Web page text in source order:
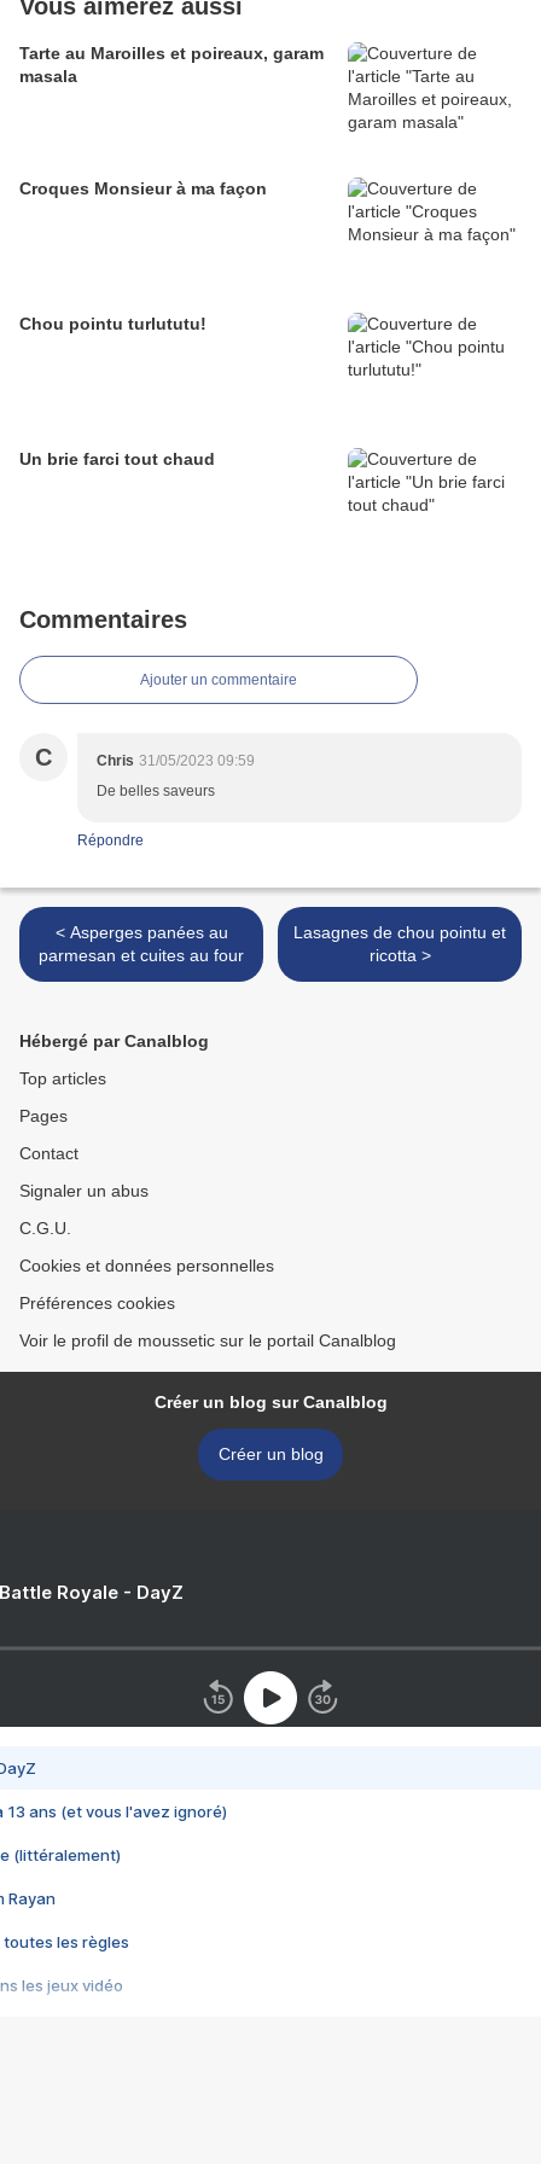
Vous aimerez aussi
Tarte au Maroilles et poireaux, garam
masala
Croques Monsieur à ma façon
Chou pointu turlututu!
Un brie farci tout chaud
Commentaires
Ajouter un commentaire
C Chris 31/05/2023 09:59
De belles saveurs
Répondre
< Asperges panées au
parmesan et cuites au four
Lasagnes de chou pointu et
ricotta >
Hébergé par Canalblog
Top articles
Pages
Contact
Signaler un abus
C.G.U.
Cookies et données personnelles
Préférences cookies
Voir le profil de moussetic sur le portail Canalblog
Créer un blog sur Canalblog
Créer un blog
Royale - DayZ
13 ans (et vous l'avez ignoré)
(littéralement)
Rayan
toutes les règles
les jeux vidéo